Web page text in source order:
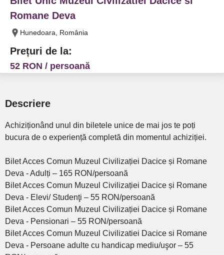
Romane Deva
Hunedoara, România
Prețuri de la:
52 RON / persoană
Descriere
Achiziționând unul din biletele unice de mai jos te poți
bucura de o experiență completă din momentul achiziției.
Bilet Acces Comun Muzeul Civilizației Dacice și Romane
Deva - Adulți – 165 RON/persoană
Bilet Acces Comun Muzeul Civilizației Dacice și Romane
Deva - Elevi/ Studenţi – 55 RON/persoană
Bilet Acces Comun Muzeul Civilizației Dacice și Romane
Deva - Pensionari – 55 RON/persoană
Bilet Acces Comun Muzeul Civilizatiei Dacice si Romane
Deva - Persoane adulte cu handicap mediu/uşor – 55